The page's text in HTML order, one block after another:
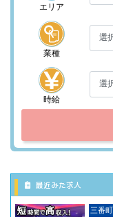
エリア
業種
時給
最近みた求人
三番町